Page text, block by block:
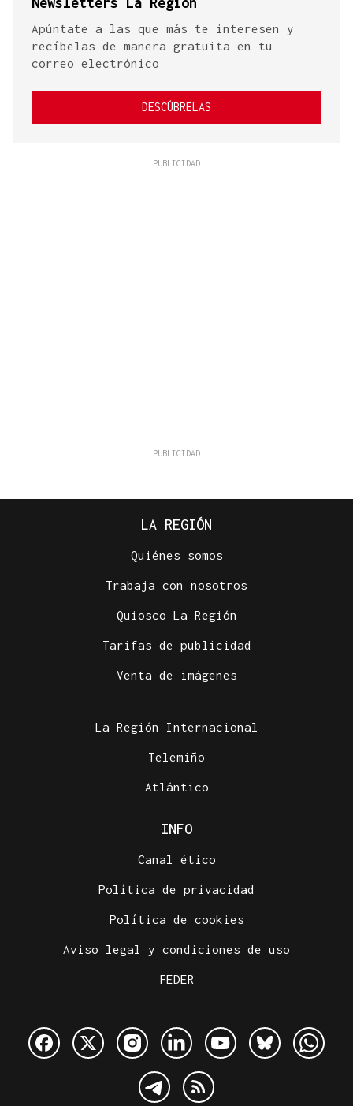
Apúntate a las que más te interesen y
recíbelas de manera gratuita en tu
correo electrónico
DESCÚBRELAS
LA REGIÓN
Quiénes somos
Trabaja con nosotros
Quiosco La Región
Tarifas de publicidad
Venta de imágenes
La Región Internacional
Telemiño
Atlántico
INFO
Canal ético
Política de privacidad
Política de cookies
Aviso legal y condiciones de uso
FEDER